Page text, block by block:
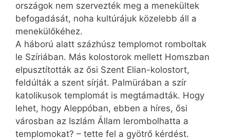
országok nem szervezték meg a menekültek
befogadását, noha kultúrájuk közelebb áll a
menekülőkéhez.
A háború alatt százhúsz templomot romboltak
le Szíriában. Más kolostorok mellett Homszban
elpusztították az ősi Szent Elian-kolostort,
feldúlták a szent sírját. Palmürában a szír
katolikusok templomát is megtámadták. Hogy
lehet, hogy Aleppóban, ebben a híres, ősi
városban az Iszlám Állam lerombolhatta a
templomokat? – tette fel a gyötrő kérdést.